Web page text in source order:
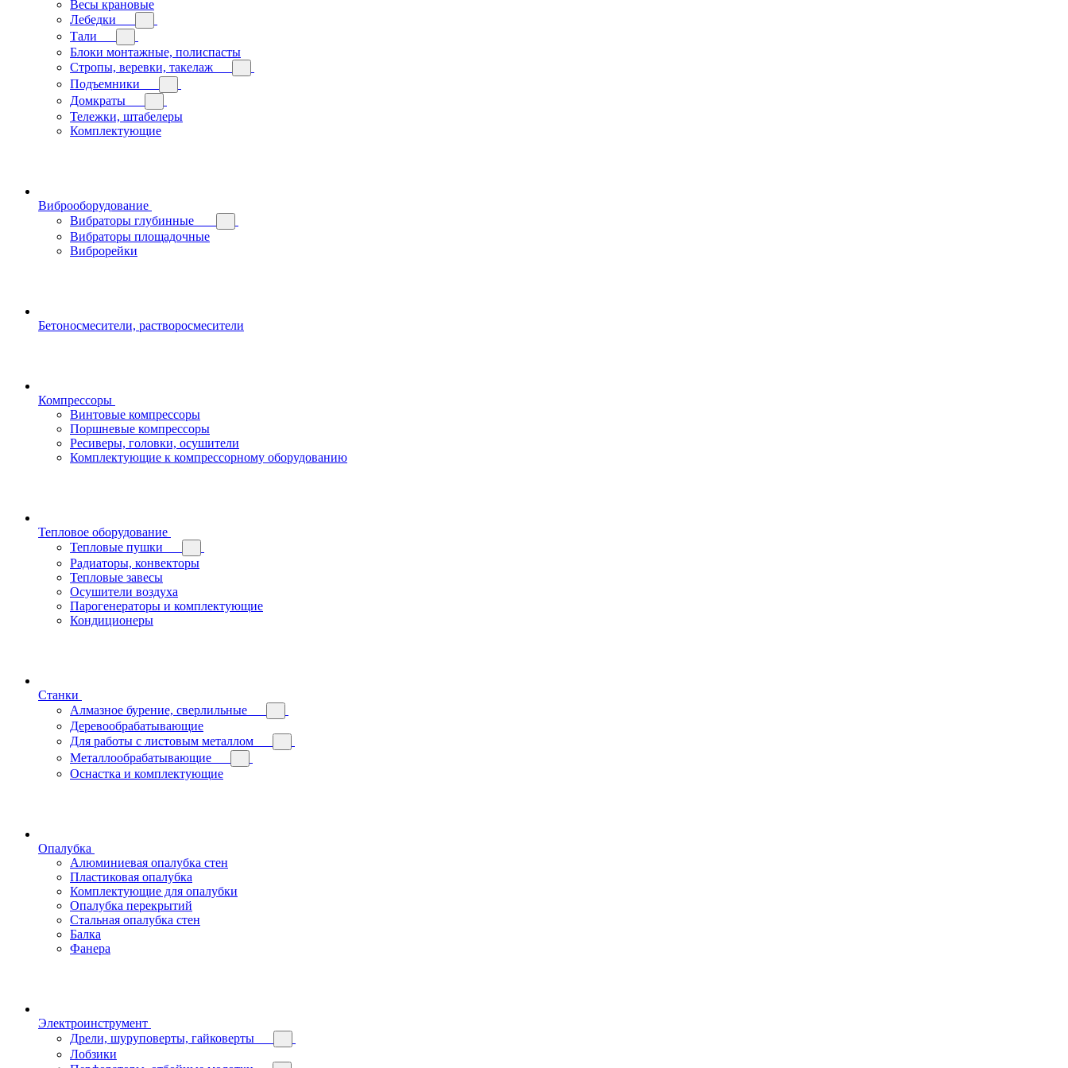
Весы крановые
Лебедки
Тали
Блоки монтажные, полиспасты
Стропы, веревки, такелаж
Подъемники
Домкраты
Тележки, штабелеры
Комплектующие
Виброоборудование
Вибраторы глубинные
Вибраторы площадочные
Виброрейки
Бетоносмесители, растворосмесители
Компрессоры
Винтовые компрессоры
Поршневые компрессоры
Ресиверы, головки, осушители
Комплектующие к компрессорному оборудованию
Тепловое оборудование
Тепловые пушки
Радиаторы, конвекторы
Тепловые завесы
Осушители воздуха
Парогенераторы и комплектующие
Кондиционеры
Станки
Алмазное бурение, сверлильные
Деревообрабатывающие
Для работы с листовым металлом
Металлообрабатывающие
Оснастка и комплектующие
Опалубка
Алюминиевая опалубка стен
Пластиковая опалубка
Комплектующие для опалубки
Опалубка перекрытий
Стальная опалубка стен
Балка
Фанера
Электроинструмент
Дрели, шуруповерты, гайковерты
Лобзики